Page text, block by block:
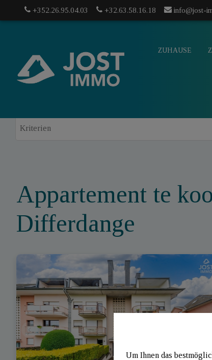
Um Ihnen das
+352.26.95.04.03 +32.63.58.16.18 info@jost-
ZUHAUSE
Appartement te
Differdange